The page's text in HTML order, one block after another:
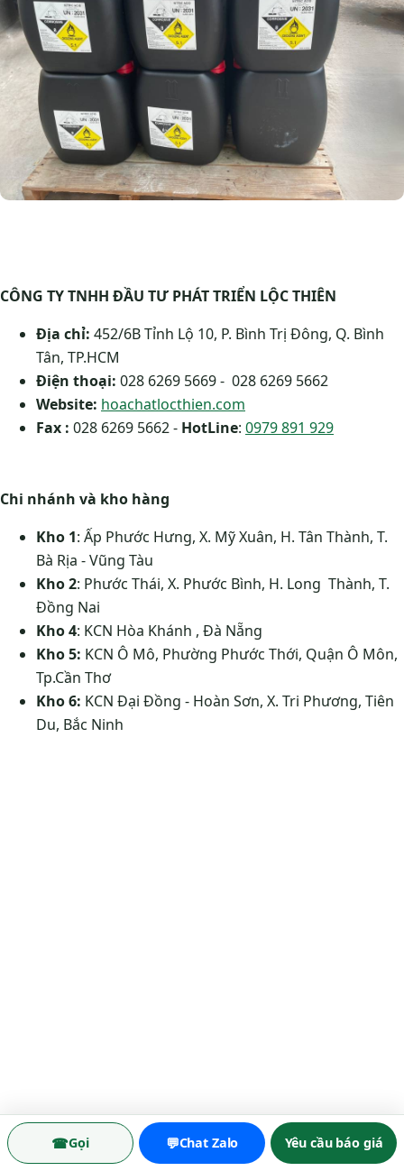
CÔNG TY TNHH ĐẦU TƯ PHÁT TRIỂN LỘC THIÊN
Địa chỉ: 452/6B Tỉnh Lộ 10, P. Bình Trị Đông, Q. Bình
Tân, TP.HCM
Điện thoại: 028 6269 5669 - 028 6269 5662
Website: hoachatlocthien.com
Fax : 028 6269 5662 - HotLine: 0979 891 929
Chi nhánh và kho hàng
Kho 1: Ấp Phước Hưng, X. Mỹ Xuân, H. Tân Thành, T.
Bà Rịa - Vũng Tàu
Kho 2: Phước Thái, X. Phước Bình, H. Long Thành, T.
Đồng Nai
Kho 4: KCN Hòa Khánh , Đà Nẵng
Kho 5: KCN Ô Mô, Phường Phước Thới, Quận Ô Môn,
Tp.Cần Thơ
Kho 6: KCN Đại Đồng - Hoàn Sơn, X. Tri Phương, Tiên
Du, Bắc Ninh
☎Gọi 💬Chat Zalo Yêu cầu báo giá